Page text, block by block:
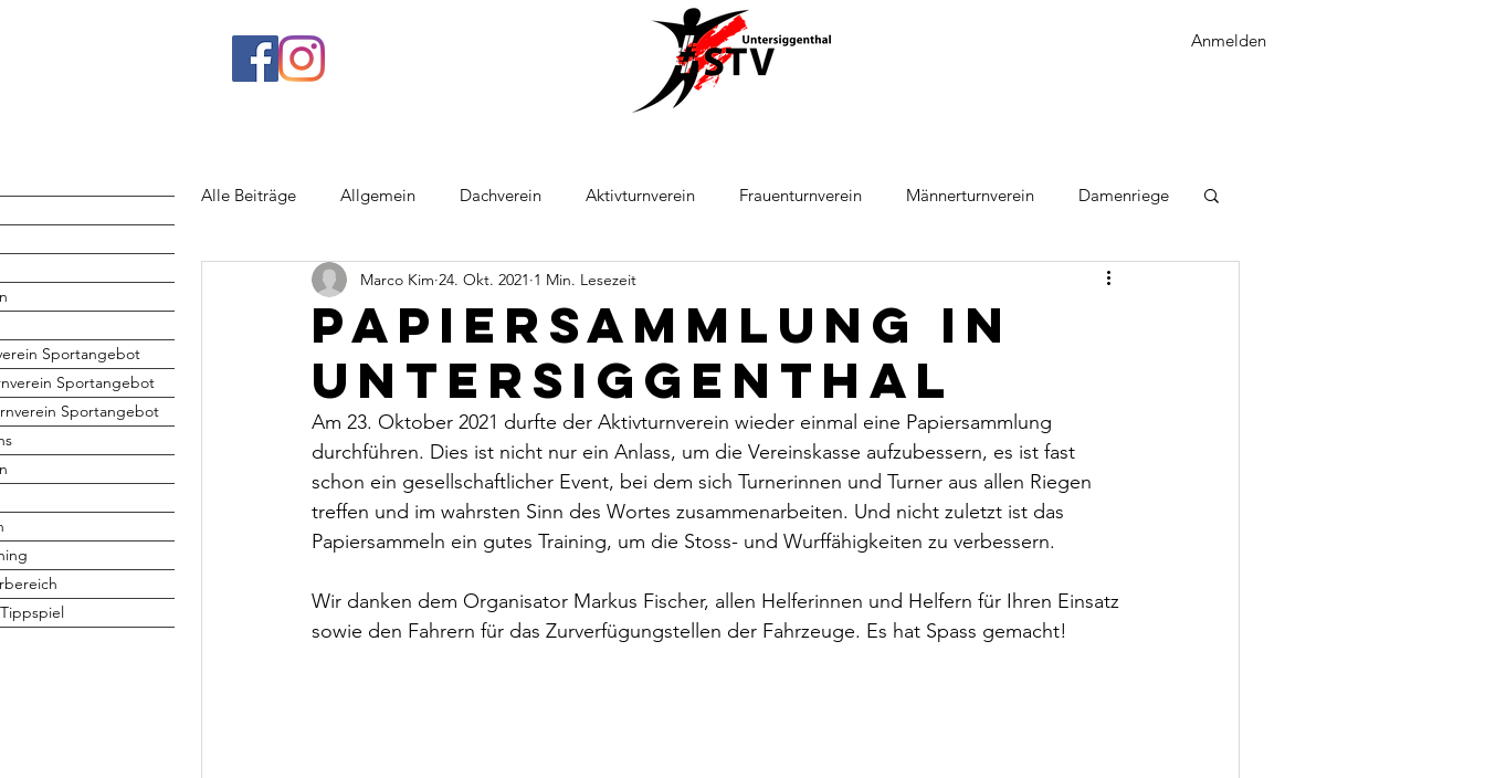
Anmelden
Alle Beiträge Allgemein Dachverein Aktivturnverein Frauenturnverein Männerturnverein Damenriege
Jugend Volleyball Leichtathletik
Papiersammlung in
Untersiggenthal
Marco Kim 24. Okt. 2021 1 Min. Lesezeit
Am 23. Oktober 2021 durfte der Aktivturnverein wieder einmal eine Papiersammlung
durchführen. Dies ist nicht nur ein Anlass, um die Vereinskasse aufzubessern, es ist fast
schon ein gesellschaftlicher Event, bei dem sich Turnerinnen und Turner aus allen Riegen
treffen und im wahrsten Sinn des Wortes zusammenarbeiten. Und nicht zuletzt ist das
Papiersammeln ein gutes Training, um die Stoss- und Wurffähigkeiten zu verbessern.
Wir danken dem Organisator Markus Fischer, allen Helferinnen und Helfern für Ihren Einsatz
sowie den Fahrern für das Zurverfügungstellen der Fahrzeuge. Es hat Spass gemacht!
Sportangebot
Sportangebot
Sportangebot